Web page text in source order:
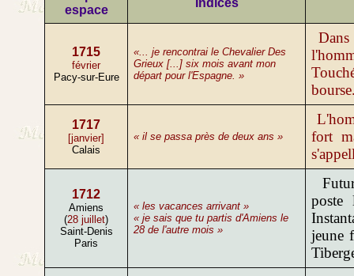
espace
Indices
1715
février
Pacy-sur-Eure
«... je rencontrai le Chevalier Des
Grieux [...] six mois avant mon
départ pour l'Espagne. »
1717
[janvier]
Calais
« il se passa près de deux ans »
fort
1712
Amiens
(28 juillet)
Saint-Denis
Paris
« les vacances arrivant »
« je sais que tu partis d'Amiens le
28 de l'autre mois »
poste
jeune